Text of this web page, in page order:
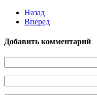
Назад
Вперед
Добавить комментарий